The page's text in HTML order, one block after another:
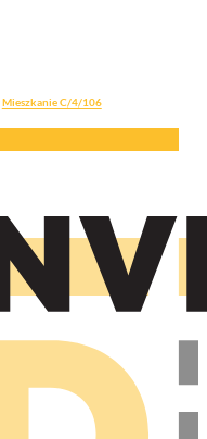
Mieszkanie C/4/106